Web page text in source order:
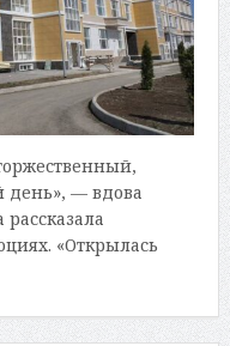
день», — вдова
«Открылась